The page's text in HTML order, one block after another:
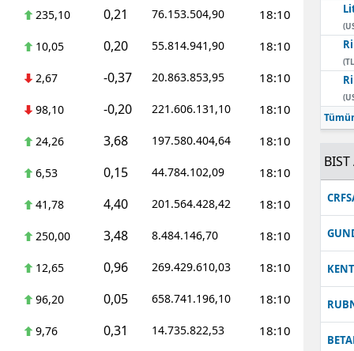
235,10 0,21 76.153.504,90 18:10
10,05 0,20 55.814.941,90 18:10
2,67 -0,37 20.863.853,95 18:10
98,10 -0,20 221.606.131,10 18:10
24,26 3,68 197.580.404,64 18:10
6,53 0,15 44.784.102,09 18:10
41,78 4,40 201.564.428,42 18:10
250,00 3,48 8.484.146,70 18:10
12,65 0,96 269.429.610,03 18:10
96,20 0,05 658.741.196,10 18:10
9,76 0,31 14.735.822,53 18:10
KENT